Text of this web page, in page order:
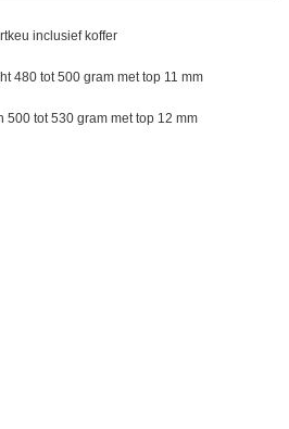
inclusief koffer
480 tot 500 gram met top 11 mm
500 tot 530 gram met top 12 mm